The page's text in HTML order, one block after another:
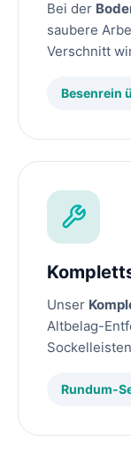
Bei der
saubere
Verschnitt
Besenrein
Unser
Altbelag-
Rundum-